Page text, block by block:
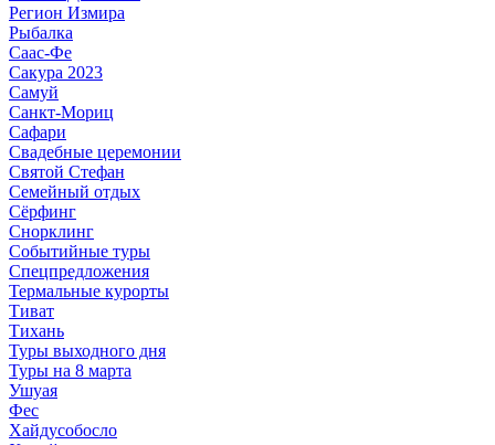
Регион Измира
Рыбалка
Саас-Фе
Сакура 2023
Самуй
Санкт-Мориц
Сафари
Свадебные церемонии
Святой Стефан
Семейный отдых
Сёрфинг
Снорклинг
Событийные туры
Спецпредложения
Термальные курорты
Тиват
Тихань
Туры выходного дня
Туры на 8 марта
Ушуая
Фес
Хайдусобосло